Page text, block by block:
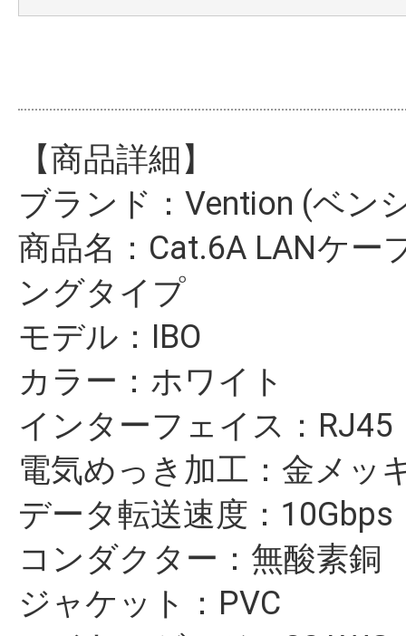
【商品詳細】
ブランド：Vention (ベン
商品名：Cat.6A LANケー
ングタイプ
モデル：IBO
カラー：ホワイト
インターフェイス：RJ45
電気めっき加工：金メッ
データ転送速度：10Gbps
コンダクター：無酸素銅
ジャケット：PVC